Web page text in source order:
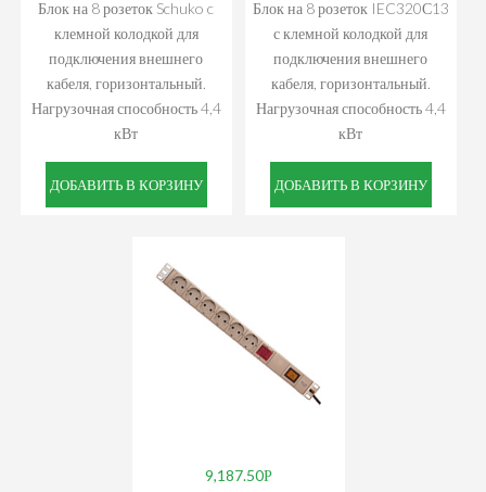
Блок на 8 розеток Schuko c
клемной колодкой для
подключения внешнего
кабеля, горизонтальный.
Нагрузочная способность 4,4
кВт
ДОБАВИТЬ В КОРЗИНУ
Блок на 8 розеток IEC320С13
с клемной колодкой для
подключения внешнего
кабеля, горизонтальный.
Нагрузочная способность 4,4
кВт
ДОБАВИТЬ В КОРЗИНУ
9,187.50